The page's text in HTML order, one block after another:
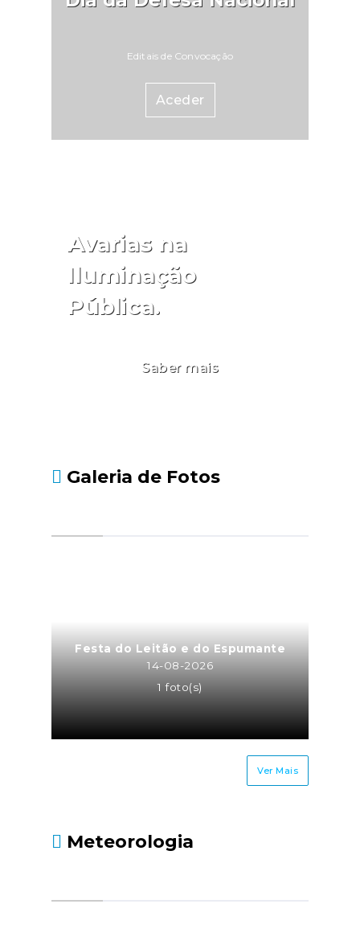
Editais de Convocação
Aceder
Avarias na
Iluminação
Pública.
Saber mais
Galeria de Fotos
Festa do Leitão e do Espumante
14-08-2026
1 foto(s)
Ver Mais
Meteorologia